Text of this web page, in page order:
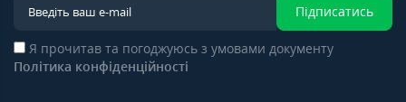
Підписатись
Я прочитав та погоджуюсь з умовами документу
Політика конфіденційності